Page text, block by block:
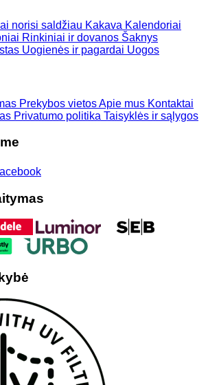
norisi saldžiau Kakava Kalendoriai
Rinkiniai ir dovanos Šaknys
Uogienės ir pagardai Uogos
Prekybos vietosApie mus Kontaktai
Privatumo politika Taisyklės ir sąlygos